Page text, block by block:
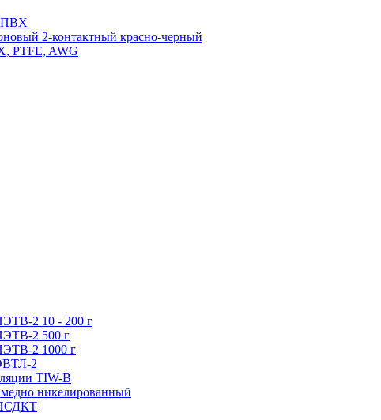
ПВХ
2-контактный красно-черный
PTFE, AWG
2 10 - 200 г
2 500 г
2 1000 г
2
TIW-B
никелированный